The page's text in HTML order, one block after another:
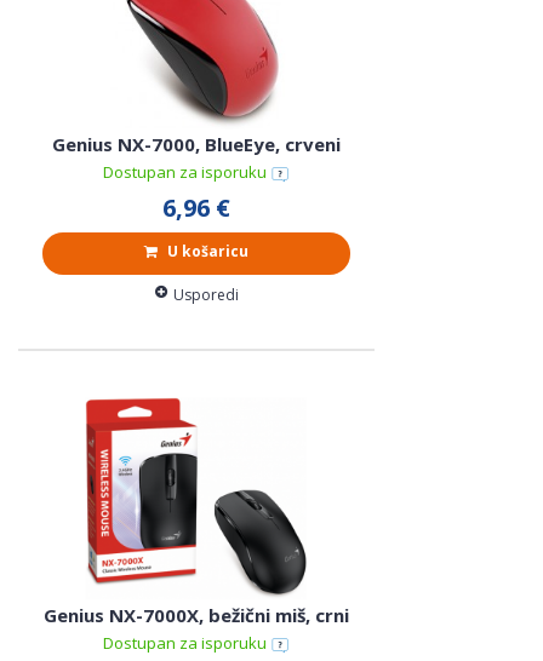
Genius NX-7000, BlueEye, crveni
Dostupan za isporuku
6,96 €
U košaricu
Usporedi
Genius NX-7000X, bežični miš, crni
Dostupan za isporuku